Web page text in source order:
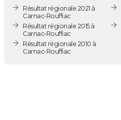
Destinations
City break
Voyage nature
Voyage de noces
Forum
Climat
PHOTO
GUIDES D'ACHAT
BONS PLANS
Résultat régionale 2021 à
Carnac-Rouffiac
Résultat régionale 2015 à
Carnac-Rouffiac
Résultat régionale 2010 à
Carnac-Rouffiac